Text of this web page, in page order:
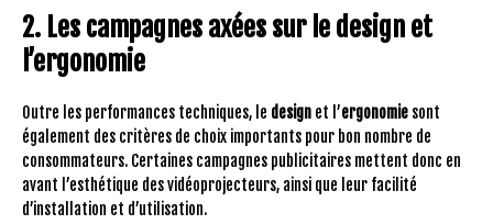
2. Les campagnes axées sur le design et
l’ergonomie
Outre les performances techniques, le design et l’ergonomie sont
également des critères de choix importants pour bon nombre de
consommateurs. Certaines campagnes publicitaires mettent donc en
avant l’esthétique des vidéoprojecteurs, ainsi que leur facilité
d’installation et d’utilisation.